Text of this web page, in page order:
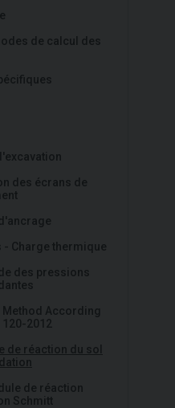
de calcul des
des écrans de
- Charge thermique
des pressions
Method According
2012
de réaction du sol
de réaction
Schmitt